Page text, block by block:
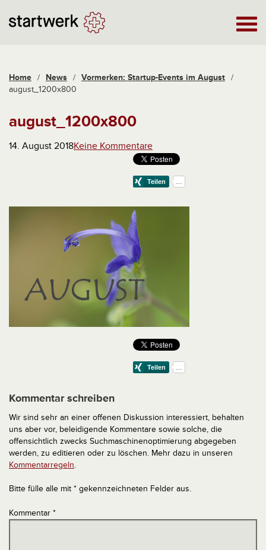
Home / News / Vormerken: Startup-Events im August /
august_1200x800
august_1200x800
14. August 2018Keine Kommentare
Kommentar schreiben
Wir sind sehr an einer offenen Diskussion interessiert, behalten
uns aber vor, beleidigende Kommentare sowie solche, die
offensichtlich zwecks Suchmaschinenoptimierung abgegeben
werden, zu editieren oder zu löschen. Mehr dazu in unseren
Kommentarregeln.
Bitte fülle alle mit * gekennzeichneten Felder aus.
Kommentar *